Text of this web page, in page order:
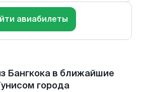
авиабилеты
Бангкока в ближайшие
города